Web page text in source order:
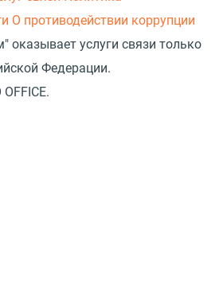
О противодействии коррупции
оказывает услуги связи только
Федерации.